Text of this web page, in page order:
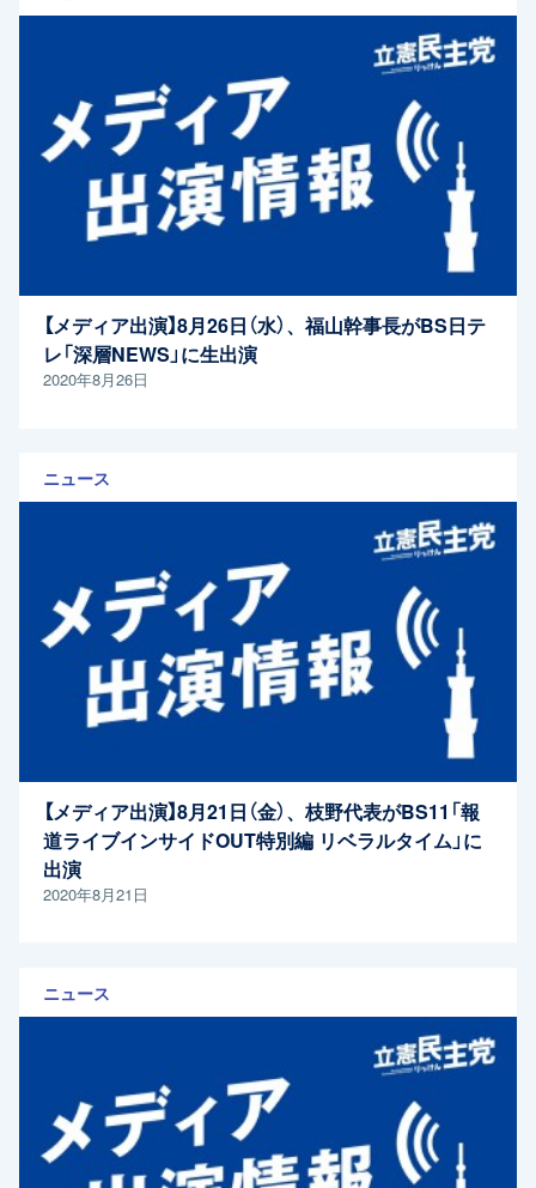
【メディア出演】8月26日（水）、福山幹事長がBS日テ
レ「深層NEWS」に生出演
2020年8月26日
ニュース
【メディア出演】8月21日（金）、枝野代表がBS11「報
道ライブインサイドOUT特別編 リベラルタイム」に
出演
2020年8月21日
ニュース